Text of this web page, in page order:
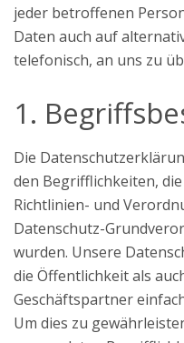
jeder betroffenen
Daten auch auf
telefonisch, an uns zu
1.
Die
den Begrifflichkeiten,
Richtlinien- und
Datenschutz-
wurden. Unsere
die Öffentlichkeit als
Geschäftspartner
Um dies zu